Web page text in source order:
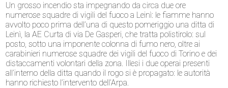
Un grosso incendio sta impegnando da circa due ore
numerose squadre di vigili del fuoco a Leinì: le fiamme hanno
avvolto poco prima dell’una di questo pomeriggio una ditta di
Leinì, la AE Curta di via De Gasperi, che tratta polistirolo: sul
posto, sotto una imponente colonna di fumo nero, oltre ai
carabinieri numerose squadre dei vigili del fuoco di Torino e dei
distaccamenti volontari della zona. Illesi i due operai presenti
all’interno della ditta quando il rogo si è propagato: le autorità
hanno richiesto l’intervento dell’Arpa.